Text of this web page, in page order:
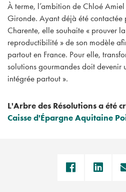
À terme, l’ambition de Chloé
Gironde. Ayant déjà été contactée
Charente, elle souhaite « prouver
reproductibilité » de son modèle
partout en France. Pour elle,
solutions gourmandes doit devenir
intégrée partout ».
L'Arbre des Résolutions a été
Caisse d'Épargne Aquitaine